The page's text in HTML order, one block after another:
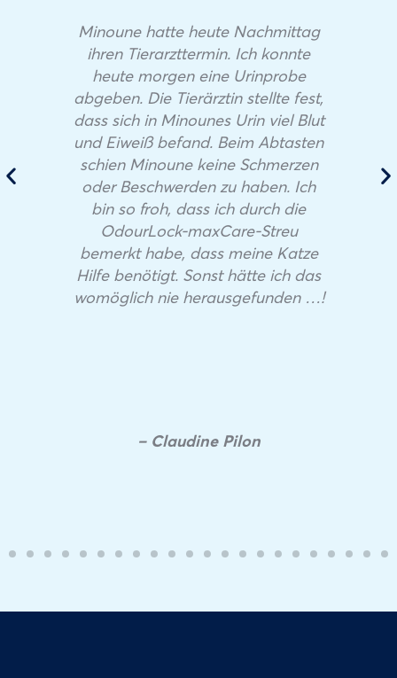
Minoune hatte heute Nachmittag
ihren Tierarzttermin. Ich konnte
heute morgen eine Urinprobe
abgeben. Die Tierärztin stellte fest,
dass sich in Minounes Urin viel Blut
und Eiweiß befand. Beim Abtasten
schien Minoune keine Schmerzen
oder Beschwerden zu haben. Ich
bin so froh, dass ich durch die
OdourLock-maxCare-Streu
bemerkt habe, dass meine Katze
Hilfe benötigt. Sonst hätte ich das
womöglich nie herausgefunden …!
– Claudine Pilon